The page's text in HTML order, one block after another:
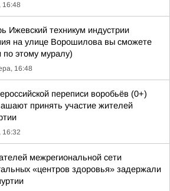
16:48
Ижевский техникум индустрии
на улице Ворошилова вы сможете
по этому муралу)
16:48
переписи воробьёв (0+)
принять участие жителей
16:32
межрегиональной сети
«центров здоровья» задержали